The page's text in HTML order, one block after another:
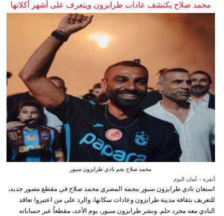
محمد صلاح يكتشف عادات طرابزون ويتعرف على أشهر أكلاتها
محمد صلاح نجم نادي طرابزون سبور
أنقرة - عُمان اليوم
استعان نادي طرابزون سبور بنجمه المصري محمد صلاح في مقطع مصور جديد،
للتعريف بثقافة مدينة طرابزون وعادات سكانها، والرد على من اعتبروا تعاقد
النادي معه مجرد حلم. ونشر طرابزون سبور، يوم الأحد، مقطعاً عبر حساباته